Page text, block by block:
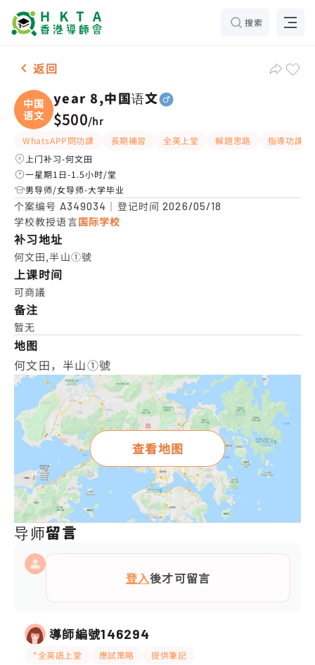
搜索
男-1名 year 8,中国语文，何文田 补习推介
返回
中国
语文
year 8,中国语文
$500/hr
WhatsAPP問功課 長期補習 全英上堂 解題思路
指導功課
上门补习-何文田
一星期1日-1.5小时/堂
男导师/女导师-大学毕业
个案编号 A349034 ｜登记时间2026/05/18
学校教授语言国际学校
补习地址
何文田,半山①號
上课时间
可商議
备注
暂无
地图
何文田，半山①號
查看地图
导师留言
登入後才可留言
導師編號146294
*全英語上堂 應試策略 提供筆記